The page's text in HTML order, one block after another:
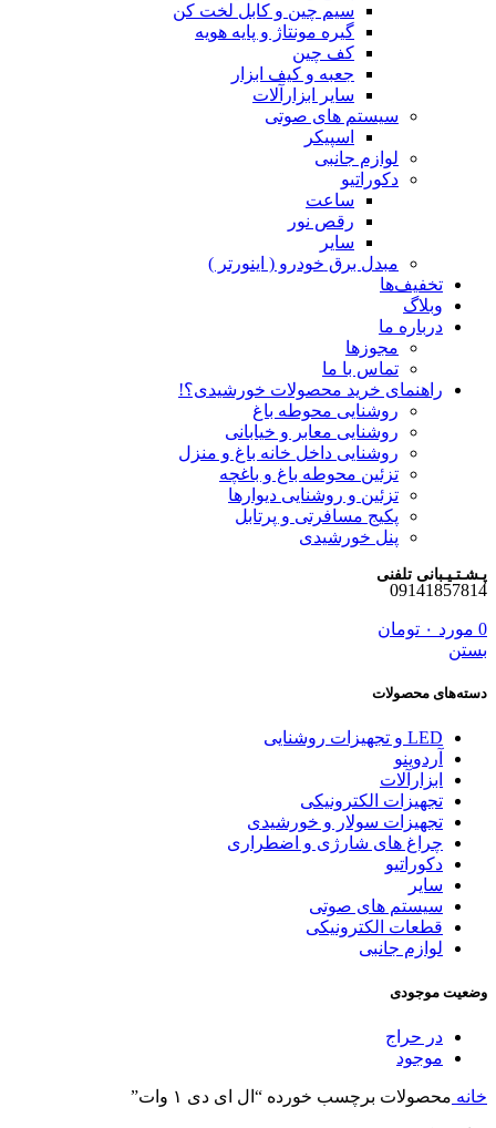
سیم چین و کابل لخت کن
گیره مونتاژ و پایه هویه
کف چین
جعبه و کیف ابزار
سایر ابزارآلات
سیستم های صوتی
اسپیکر
لوازم جانبی
دکوراتیو
ساعت
رقص نور
سایر
مبدل برق خودرو ( اینورتر )
تخفیف‌ها
وبلاگ
درباره ما
مجوزها
تماس با ما
راهنمای خرید محصولات خورشیدی؟!
روشنایی محوطه باغ
روشنایی معابر و خیابانی
روشنایی داخل خانه باغ و منزل
تزئین محوطه باغ و باغچه
تزئین و روشنایی دیوارها
پکیج مسافرتی و پرتابل
پنل خورشیدی
پـشـتـیـبانی تلفنی
09141857814
0 مورد ۰ تومان
بستن
دسته‌های محصولات
LED و تجهیزات روشنایی
آردوینو
ابزارآلات
تجهیزات الکترونیکی
تجهیزات سولار و خورشیدی
چراغ های شارژی و اضطراری
دکوراتیو
سایر
سیستم های صوتی
قطعات الکترونیکی
لوازم جانبی
وضعیت موجودی
در حراج
موجود
خانه محصولات برچسب خورده “ال ای دی ۱ وات”